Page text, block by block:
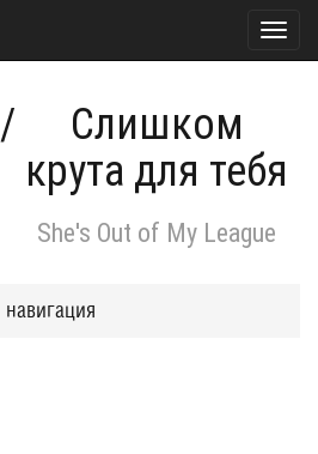
/
Слишком
крута для тебя
She's Out of My League
навигация